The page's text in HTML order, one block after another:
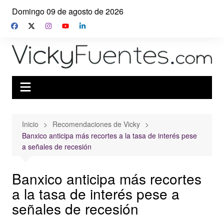
Saltar
contenido
Domingo 09 de agosto de 2026
Inicio
Recomendaciones de Vicky
Banxico anticipa más recortes a la tasa de interés pese
a señales de recesión
Banxico anticipa más recortes
a la tasa de interés pese a
señales de recesión